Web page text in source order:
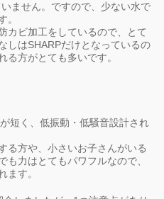
ません。ですので、少ない水で
。
カビ加工をしているので、とて
しはSHARPだけとなっているの
る方がとても多いです。
短く、低振動・低騒音設計され
る方や、小さいお子さんがいる
も力はとてもパワフルなので、
ます。